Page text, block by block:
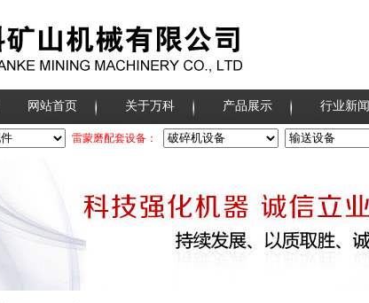
网站首页 关于万科 产品展示 行业新闻
雷蒙磨配套设备：